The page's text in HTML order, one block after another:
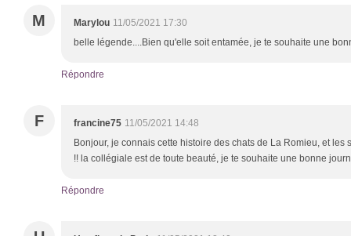
M Marylou 11/05/2021 17:30
belle légende....Bien qu'elle soit entamée, je te souhaite une
Répondre
F francine75 11/05/2021 14:48
Bonjour, je connais cette histoire des chats de La Romieu, et les
!! la collégiale est de toute beauté, je te souhaite une bonne
Répondre